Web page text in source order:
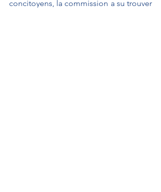
concitoyens, la commission a su trouver